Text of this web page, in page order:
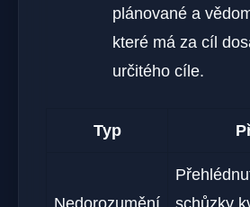
plánované a
které má za cíl
určitého cíle.
Typ
Nedorozumění
schůzky